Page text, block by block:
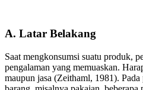
A. Latar Belakang
Saat mengkonsumsi suatu produk,
pengalaman yang memuaskan.
maupun jasa (Zeithaml, 1981).